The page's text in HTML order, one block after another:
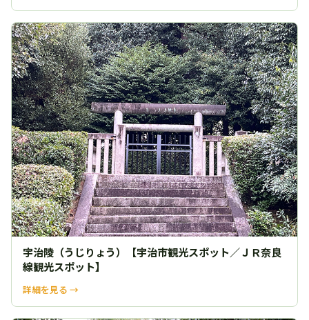
宇治陵（うじりょう）【宇治市観光スポット／ＪＲ奈良
線観光スポット】
詳細を見る →